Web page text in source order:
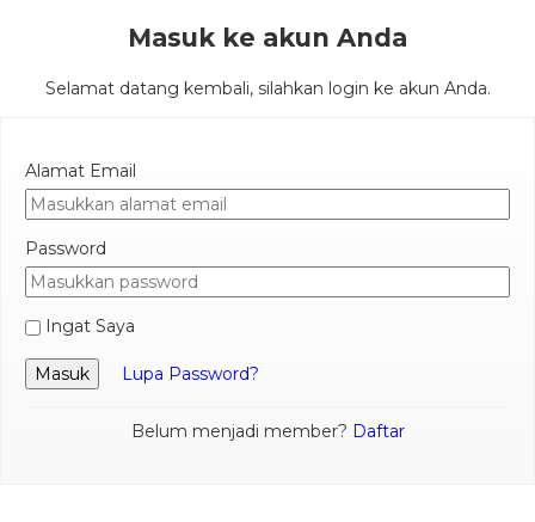
Masuk ke akun Anda
Selamat datang kembali, silahkan login ke akun Anda.
Alamat Email
Password
Ingat Saya
Masuk Lupa Password?
Belum menjadi member? Daftar